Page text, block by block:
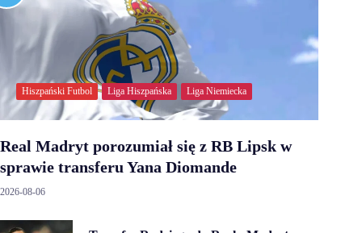
Hiszpański Futbol Liga Hiszpańska Liga Niemiecka
Real Madryt porozumiał się z RB Lipsk w
sprawie transferu Yana Diomande
2026-08-06